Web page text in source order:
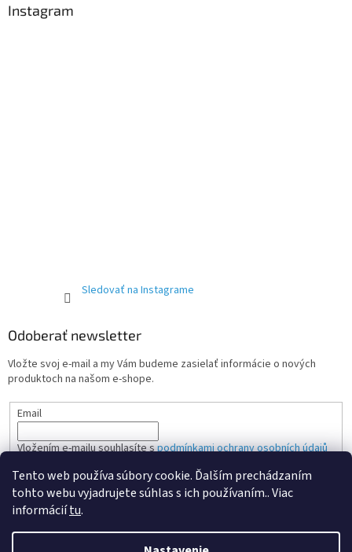
Tento web používa súbory cookie. Ďalším prechádzaním
tohto webu vyjadrujete súhlas s ich používaním.. Viac
informáciítu.
Instagram
Sledovať na Instagrame
Odoberať newsletter
Vložte svoj e-mail a my Vám budeme zasielať informácie o nových
produktoch na našom e-shope.
Email
Vložením e-mailu souhlasíte spodmínkami ochrany osobních údajů
PRIHLÁSIŤ SA